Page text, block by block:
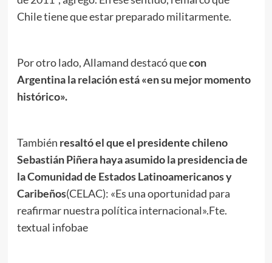
Chile tiene que estar preparado militarmente.
Por otro lado, Allamand destacó quecon
Argentina la relación está «en su mejor momento
histórico».
También resaltó el que el presidente chileno
Sebastián Piñera haya asumido la presidencia de
la Comunidad de Estados Latinoamericanos y
Caribeños(CELAC): «Es una oportunidad para
reafirmar nuestra política internacional».Fte.
textual infobae